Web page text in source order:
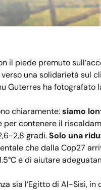
il piede premuto
una solidarietà sul
Guterres ha fotografato
chiaramente:siamo
contenere il
2,8 gradi.Solo una
che dalla Cop27
e di aiutare
sia l’Egitto di Al-Sisi,